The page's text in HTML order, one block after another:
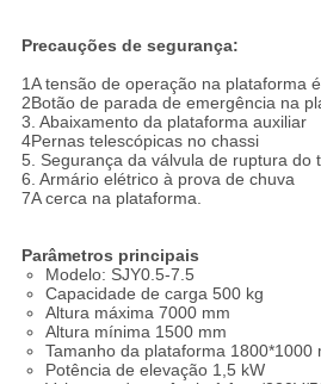
Precauções de segurança:
1A tensão de operação na plataforma
2Botão de parada de emergência na
3. Abaixamento da plataforma auxiliar
4Pernas telescópicas no chassi
5. Segurança da válvula de ruptura do
6. Armário elétrico à prova de chuva
7A cerca na plataforma.
Parâmetros principais
Modelo: SJY0.5-7.5
Capacidade de carga 500 kg
Altura máxima 7000 mm
Altura mínima 1500 mm
Tamanho da plataforma 1800*1000
Potência de elevação 1,5 kW